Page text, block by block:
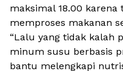
maksimal 18.00
memproses makanan
“Lalu yang tidak kalah
minum susu berbasis
bantu melengkapi